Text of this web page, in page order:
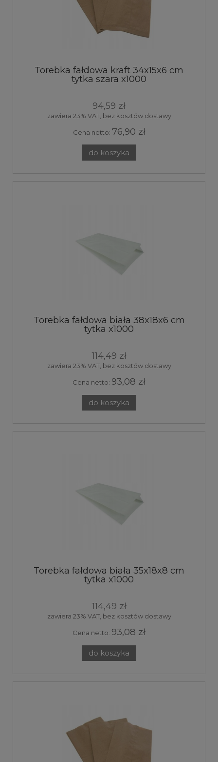
Torebka fałdowa kraft 34x15x6 cm
tytka szara x1000
94,59 zł
zawiera 23% VAT, bez kosztów dostawy
Cena netto: 76,90 zł
do koszyka
Torebka fałdowa biała 38x18x6 cm
tytka x1000
114,49 zł
zawiera 23% VAT, bez kosztów dostawy
Cena netto: 93,08 zł
do koszyka
Torebka fałdowa biała 35x18x8 cm
tytka x1000
114,49 zł
zawiera 23% VAT, bez kosztów dostawy
Cena netto: 93,08 zł
do koszyka